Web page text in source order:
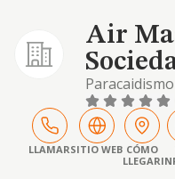
Air
escuelas de
lanzamiento
afines a
LLAMARSITIO WEB CÓMO
LLEGAR